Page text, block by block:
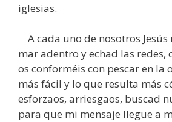
iglesias.
A cada uno de nosotros Jesús
mar adentro y echad las redes,
os conforméis con pescar en la
más fácil y lo que resulta más
esforzaos, arriesgaos, buscad
para que mi mensaje llegue a